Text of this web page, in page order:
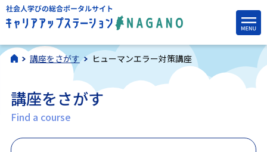
講座をさがす ヒューマンエラー対策講座
講座をさがす
Find a course